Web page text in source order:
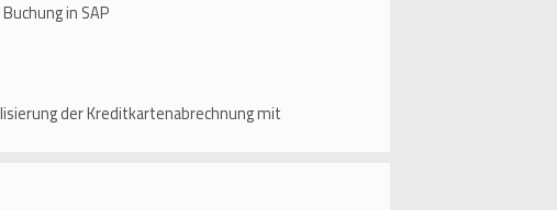
in SAP
der Kreditkartenabrechnung mit